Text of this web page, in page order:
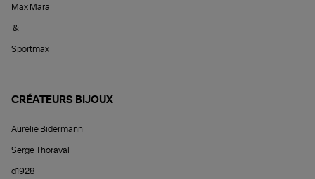
Max Mara
&
Sportmax
CRÉATEURS BIJOUX
Aurélie Bidermann
Serge Thoraval
d1928